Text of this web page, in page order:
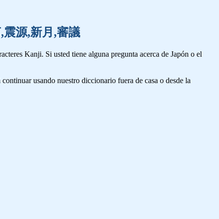
震源,新月,審議
Kanji. Si usted tiene alguna pregunta acerca de Japón o el
continuar usando nuestro diccionario fuera de casa o desde la